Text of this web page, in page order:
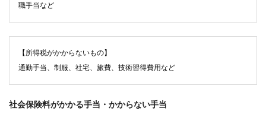
職手当など
【所得税がかからないもの】
通勤手当、制服、社宅、旅費、技術習得費用など
社会保険料がかかる手当・かからない手当